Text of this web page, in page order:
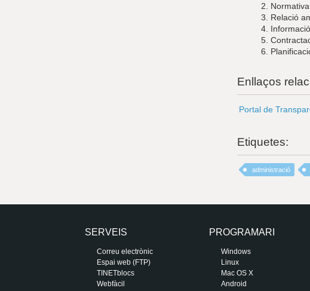
2.
3. Relació
4.
5.
6.
Enllaços
Portal de
Etiquetes:
administració
SERVEIS
Correu electrònic
Espai web (FTP)
TINETblocs
Webfàcil
PROGRAMARI
Windows
Linux
Mac OS X
Android